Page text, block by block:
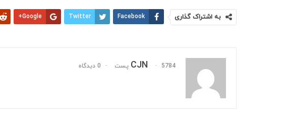
به اشتراک گذاری Facebook
Twitter
Google+
CJN 5784 پست 0 دیدگاه